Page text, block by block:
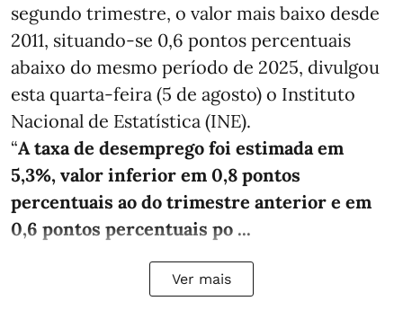
segundo trimestre, o valor mais baixo desde
2011, situando-se 0,6 pontos percentuais
abaixo do mesmo período de 2025, divulgou
esta quarta-feira (5 de agosto) o Instituto
Nacional de Estatística (INE).
“A taxa de desemprego foi estimada em
5,3%, valor inferior em 0,8 pontos
percentuais ao do trimestre anterior e em
0,6 pontos percentuais po ...
Ver mais